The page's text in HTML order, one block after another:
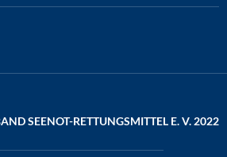
SEENOT-RETTUNGSMITTEL E. V. 2022